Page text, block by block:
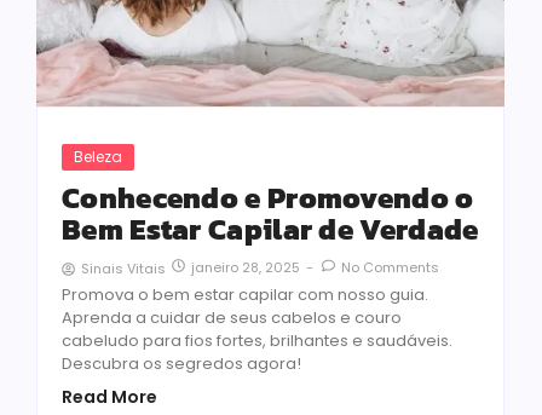
Beleza
Conhecendo e Promovendo o
Bem Estar Capilar de Verdade
Sinais Vitais janeiro 28, 2025 - No Comments
Promova o bem estar capilar com nosso guia.
Aprenda a cuidar de seus cabelos e couro
cabeludo para fios fortes, brilhantes e saudáveis.
Descubra os segredos agora!
Read More